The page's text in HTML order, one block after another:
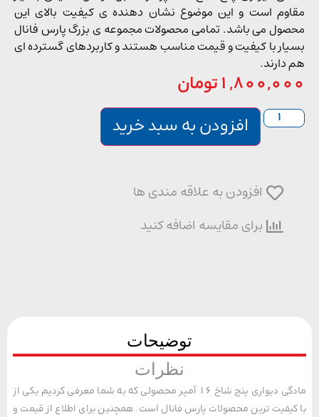
است و این موضوع نشان دهنده ی کیفیت بالای این
می باشد. تمامی محصولات مجموعه ی بزرگ پارس فانال
با کیفیت و قیمت مناسب هستند و کاربردهای گسترده ای
تومان
افزودن به سبد خرید
افزودن به علاقه مندی ها
برای مقایسه اضافه کنید
توضیحات
نظرات
مادگی دیواری پنج شاخ 16 آمپر محصولی که به شما معرفی کردیم یکی از
ترین محصولات پارس فانال است. همچنین برای اطلاع از قیمت و